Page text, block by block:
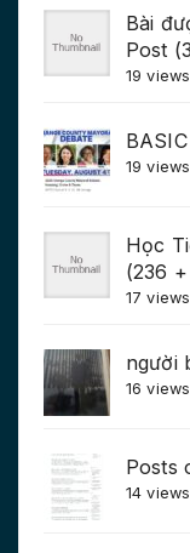
Bài
Post
19 views
19 views
Học
(236
17 views
người
16 views
Posts
14 views